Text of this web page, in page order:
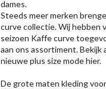
dames.
Steeds meer merken
curve collectie. Wij hebben
seizoen Kaffecurve
aan ons assortiment. Bekijk
nieuweplus size modehier.
De grote maten kleding